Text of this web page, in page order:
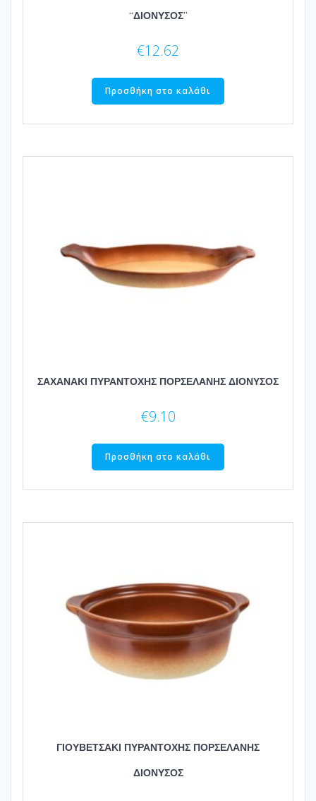
“ΔΙΟΝΥΣΟΣ”
€12.62
Προσθήκη στο καλάθι
ΣΑΧΑΝΑΚΙ ΠΥΡΑΝΤΟΧΗΣ ΠΟΡΣΕΛΑΝΗΣ ΔΙΟΝΥΣΟΣ
€9.10
Προσθήκη στο καλάθι
ΓΙΟΥΒΕΤΣΑΚΙ ΠΥΡΑΝΤΟΧΗΣ ΠΟΡΣΕΛΑΝΗΣ
ΔΙΟΝΥΣΟΣ